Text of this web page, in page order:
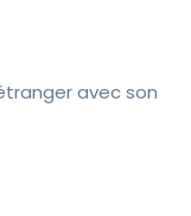
avec son